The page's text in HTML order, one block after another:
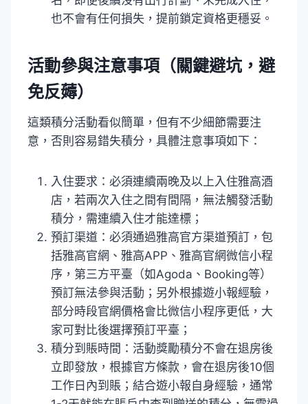
也不會有任何損失，提前鎖定資格更穩妥。
活動參與注意事項（關鍵避坑，避
免反薅）
這類積分活動看似簡單，但有不少細節需要注
意，否則容易錯失積分，具體注意事項如下：
入住要求：必須連續兩晚及以上入住雅高酒
店，若兩次入住之間有間隔，無法觸發活動
積分，需連續入住才能達標；
預訂渠道：必須通過雅高官方渠道預訂，包
括雅高官網、雅高APP、雅高官網微信小程
序，第三方平臺（如Agoda、Booking等）
預訂無法參與活動；另外根據遊小報經驗，
部分時段官網價格會比微信小程序更低，大
家可對比後選擇預訂平臺；
積分到賬時間：活動獎勵積分不會在退房後
立即發放，根據官方條款，會在退房後10個
工作日內到賬；結合遊小報自身經驗，通常